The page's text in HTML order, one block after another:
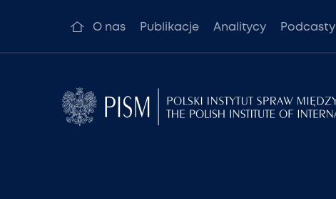
O nas Publikacje Analitycy Podcasty